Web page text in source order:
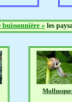
buissonnière » les